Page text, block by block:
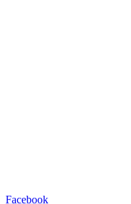
Facebook